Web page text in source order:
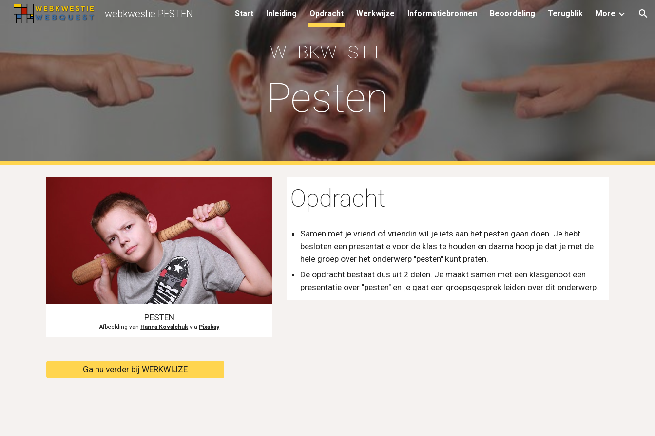
Skip to main content Skip to navigation
webkwestie PESTEN Start Inleiding Opdracht Werkwijze Informatiebronnen Beoordeling Terugblik More
WEBKWESTIE
Pesten
PESTEN
Afbeelding van Hanna Kovalchuk via Pixabay
Opdracht
Samen met je vriend of vriendin wil je iets aan het pesten gaan doen. Je hebt
besloten een presentatie voor de klas te houden en daarna hoop je dat je met de
hele groep over het onderwerp "pesten" kunt praten.
De opdracht bestaat dus uit 2 delen. Je maakt samen met een klasgenoot een
presentatie over "pesten" en je gaat een groepsgesprek leiden over dit onderwerp.
Ga nu verder bij WERKWIJZE